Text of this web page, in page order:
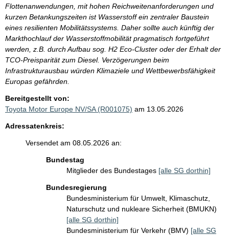
Flottenanwendungen, mit hohen Reichweitenanforderungen und
kurzen Betankungszeiten ist Wasserstoff ein zentraler Baustein
eines resilienten Mobilitätssystems. Daher sollte auch künftig der
Markthochlauf der Wasserstoffmobilität pragmatisch fortgeführt
werden, z.B. durch Aufbau sog. H2 Eco-Cluster oder der Erhalt der
TCO-Preisparität zum Diesel. Verzögerungen beim
Infrastrukturausbau würden Klimaziele und Wettbewerbsfähigkeit
Europas gefährden.
Bereitgestellt von:
Toyota Motor Europe NV/SA (R001075) am 13.05.2026
Adressatenkreis:
Versendet am 08.05.2026 an:
Bundestag
Mitglieder des Bundestages [alle SG dorthin]
Bundesregierung
Bundesministerium für Umwelt, Klimaschutz,
Naturschutz und nukleare Sicherheit (BMUKN)
[alle SG dorthin]
Bundesministerium für Verkehr (BMV) [alle SG